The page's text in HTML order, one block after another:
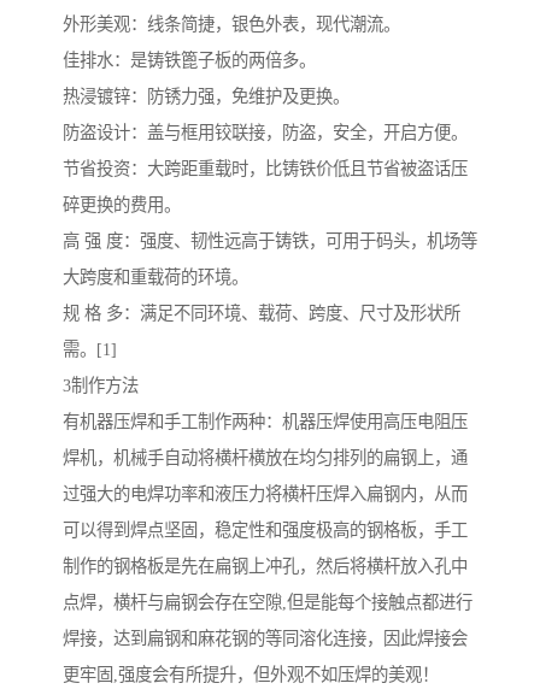
外形美观：线条简捷，银色外表，现代潮流。
佳排水：是铸铁篦子板的两倍多。
热浸镀锌：防锈力强，免维护及更换。
防盗设计：盖与框用铰联接，防盗，安全，开启方便。
节省投资：大跨距重载时，比铸铁价低且节省被盗话压
碎更换的费用。
高 强 度：强度、韧性远高于铸铁，可用于码头，机场等
大跨度和重载荷的环境。
规 格 多：满足不同环境、载荷、跨度、尺寸及形状所
需。[1]
3制作方法
有机器压焊和手工制作两种：机器压焊使用高压电阻压
焊机，机械手自动将横杆横放在均匀排列的扁钢上，通
过强大的电焊功率和液压力将横杆压焊入扁钢内，从而
可以得到焊点坚固，稳定性和强度极高的钢格板，手工
制作的钢格板是先在扁钢上冲孔，然后将横杆放入孔中
点焊，横杆与扁钢会存在空隙,但是能每个接触点都进行
焊接，达到扁钢和麻花钢的等同溶化连接，因此焊接会
更牢固,强度会有所提升，但外观不如压焊的美观！